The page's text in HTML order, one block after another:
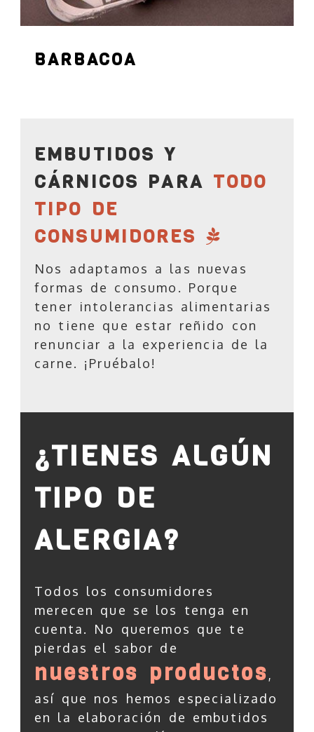
BARBACOA
EMBUTIDOS Y
CÁRNICOS PARA TODO
TIPO DE
CONSUMIDORES
Nos adaptamos a las nuevas
formas de consumo. Porque
tener intolerancias alimentarias
no tiene que estar reñido con
renunciar a la experiencia de la
carne. ¡Pruébalo!
¿TIENES ALGÚN
TIPO DE
ALERGIA?
Todos los consumidores
merecen que se los tenga en
cuenta. No queremos que te
pierdas el sabor de
nuestros productos,
así que nos hemos especializado
en la elaboración de embutidos